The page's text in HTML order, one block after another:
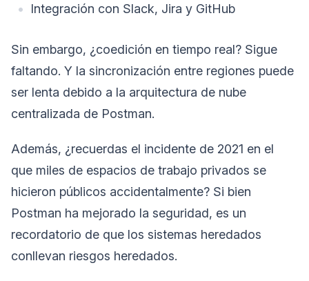
Integración con Slack, Jira y GitHub
Sin embargo, ¿coedición en tiempo real? Sigue
faltando. Y la sincronización entre regiones puede
ser lenta debido a la arquitectura de nube
centralizada de Postman.
Además, ¿recuerdas el incidente de 2021 en el
que miles de espacios de trabajo privados se
hicieron públicos accidentalmente? Si bien
Postman ha mejorado la seguridad, es un
recordatorio de que los sistemas heredados
conllevan riesgos heredados.